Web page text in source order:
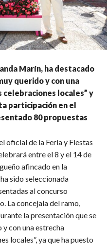
Marín, ha destacado
querido y con una
celebraciones locales” y
participación en el
80 propuestas
oficial de la Feria y Fiestas
entre el 8 y el 14 de
afincado en la
sido seleccionada
al concurso
La concejala del ramo,
la presentación que se
con una estrecha
locales”, ya que ha puesto